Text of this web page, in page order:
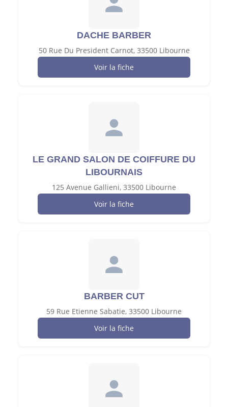
DACHE BARBER
50 Rue Du President Carnot, 33500 Libourne
Voir la fiche
LE GRAND SALON DE COIFFURE DU
LIBOURNAIS
125 Avenue Gallieni, 33500 Libourne
Voir la fiche
BARBER CUT
59 Rue Etienne Sabatie, 33500 Libourne
Voir la fiche